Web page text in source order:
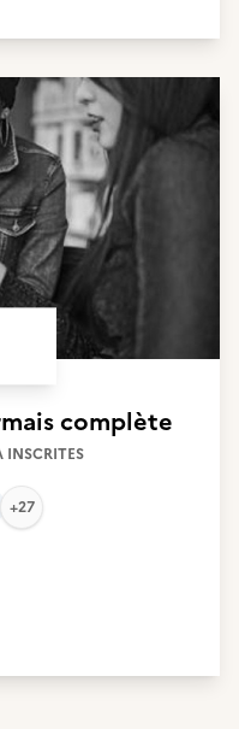
complète
INSCRITES
+27